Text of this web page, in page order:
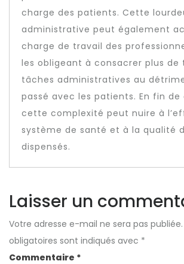
charge des patients. Cette
administrative peut également
charge de travail des
les obligeant à consacrer plus de
tâches administratives au
passé avec les patients. En fin
cette complexité peut nuire à
système de santé et à la qualité
dispensés.
Laisser un
Votre adresse e-mail ne sera pas publiée.
obligatoires sont indiqués avec *
Commentaire *